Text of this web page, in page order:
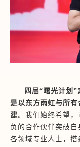
四届“曙光计划”
是以东方雨虹与所
建。我们始终希望，
负的合作伙伴突破
各领域专业人士，